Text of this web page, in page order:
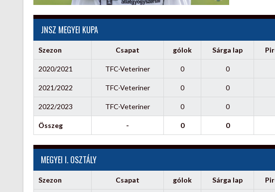
JNSZ MEGYEI KUPA
Szezon Csapat gólok Sárga lap
2020/2021 TFC-Veteriner 0 0
2021/2022 TFC-Veteriner 0 0
2022/2023 TFC-Veteriner 0 0
Összeg - 0 0
MEGYEI I. OSZTÁLY
Szezon Csapat gólok Sárga lap